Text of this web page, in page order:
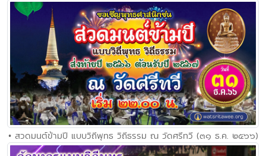
• สวดมนต์ข้ามปี แบบวิถีพุทธ วิถีธรรม ณ วัดศรีทวี (๓๑ ธ.ค. ๒๕๖๖)